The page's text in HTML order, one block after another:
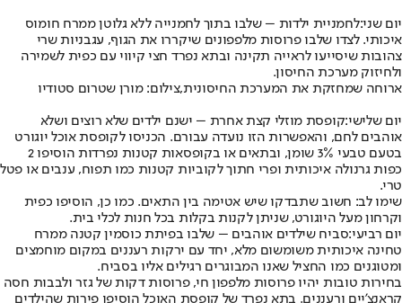
יום שני:לחמניית ילדות – שלבו בתוך לחמנייה ללא גלוטן ממרח חומוס
איכותי. לצדו שלבו פרוסות מלפפונים שיקררו את הגוף, עגבניות שרי
צהובות שיסייעו לראייה תקינה ובתא נפרד חצי קיווי עם כפית לשמירה
ולחיזוק מערכת החיסון.
ארוחה שמחזקת את המערכת החיסונית,צילום: מורן שטרום סטודיו
יום שלישי:קופסת מוזלי קצת אחרת – ישנם ילדים שלא רוצים ושלא
אוהבים לחם, והאפשרות הזו נועדה עבורם. הכניסו לקופסת אוכל יוגורט
בטעם טבעי 3% שומן, ובתאים או בקופסאות קטנות נפרדות הוסיפו 2
כפות גרנולה איכותית ופרי חתוך לקוביות קטנות כמו תפוח, ענבים או פטל
טרי.
שימו לב: חשוב שתבדקו שיש אטימה בין התאים. כמו כן, הוסיפו כפית
וקרחון מעל היוגורט, שניתן לקנות בקלות בכל חנות לכלי בית.
יום רביעי:סביח שילדים אוהבים – שלבו בפיתת כוסמין קטנה ממרח
טחינה איכותית משומשום מלא, יחד עם ירקות רעננים במקום מוחמצים
ומטוגנים כמו החציל שאנו המבוגרים רגילים אליו בסביח.
בחירות טובות יהיו פרוסות מלפפון חי, פרוסות דקות של גזר ולבבות חסה
קראנצ'יים ורעננים. בתא נפרד של קופסת האוכל הוסיפו פירות שהילדים